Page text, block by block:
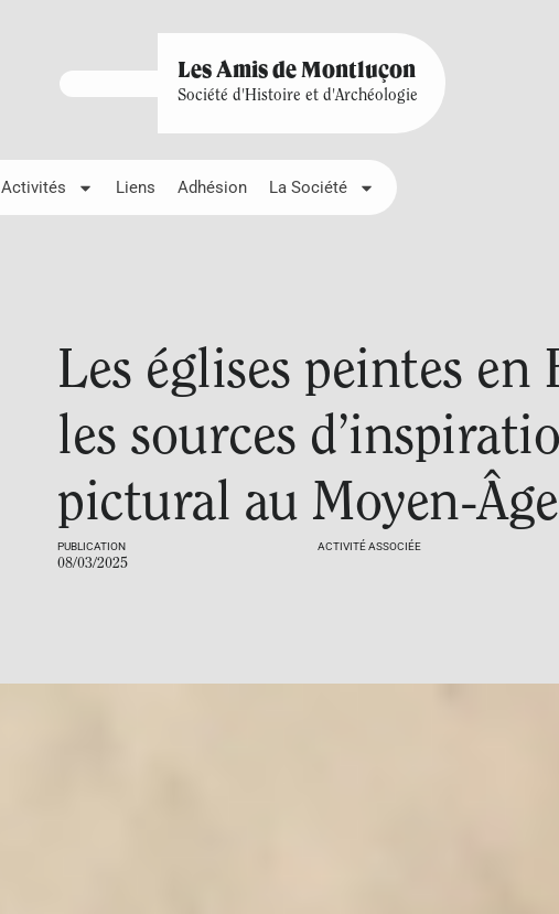
Les Amis de Montluçon
Société d'Histoire et d'Archéologie
Activités Liens Adhésion La Société
Les églises peintes en
les sources
pictural au Moyen-Âge
PUBLICATION
08/03/2025
ACTIVITÉ ASSOCIÉE